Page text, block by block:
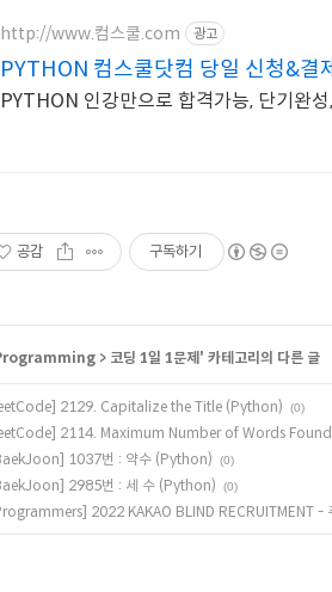
http://www.컴스쿨.com 광고
PYTHON 컴스쿨닷컴 당일 신청&결
PYTHON 인강만으로 합격가능, 단기완
공감 구독하기
> 코딩 1일 1문제 ' 카테고리의 다른 글
2129. Capitalize the Title (Python) (0)
2114. Maximum Number of Words
1037번 : 약수 (Python) (0)
2985번 : 세 수 (Python) (0)
2022 KAKAO BLIND RECRUITMENT -